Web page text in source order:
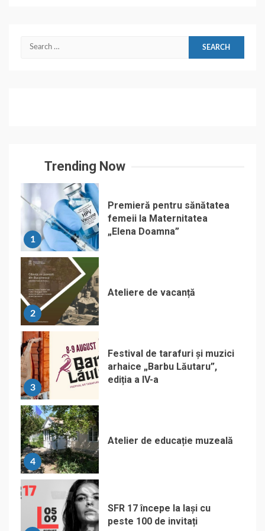
Search
Trending Now
1
Premieră pentru sănătatea
femeii la Maternitatea
„Elena Doamna”
2
Ateliere de vacanță
3
Festival de tarafuri și muzici
arhaice „Barbu Lăutaru”,
ediția a IV-a
4
Atelier de educație muzeală
SFR 17 începe la Iași cu
peste 100 de invitați